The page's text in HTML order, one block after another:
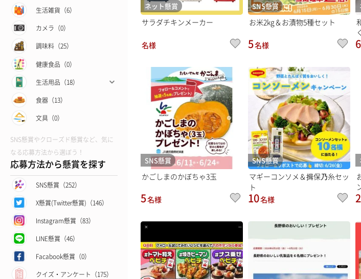
生活雑貨（6）
カメラ（0）
調味料（25）
健康食品（0）
生活用品（18）
食器（13）
文具（0）
SNS懸賞やクローズド懸賞など、気に
なる応募方法から選ぼう！
応募方法から懸賞を探す
SNS懸賞（252）
X懸賞(Twitter懸賞)（146）
Instagram懸賞（83）
LINE懸賞（46）
Facabook懸賞（0）
クイズ・アンケート（175）
ネット懸賞
サラダチキンメーカー
名様
SNS懸賞
お米2kg＆お漬物5種セット
5名様 6
SNS懸賞
かごしまのかぼちゃ3玉
5名様
SNS懸賞
マギーコンソメ＆揖保乃糸セッ
ト
10名様